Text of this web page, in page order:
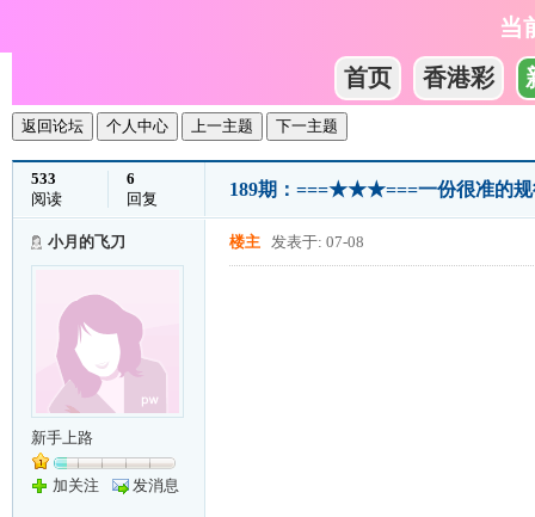
当
首页
香港彩
返回论坛 个人中心 上一主题 下一主题
533
阅读
6
回复
189期：===★★★===一份很准的
小月的飞刀
新手上路
加关注 发消息
楼主 发表于: 07-08